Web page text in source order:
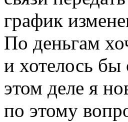
график
По деньгам
и хотелось бы
этом деле я
по этому